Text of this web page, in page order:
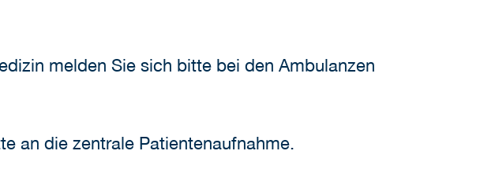
melden Sie sich bitte bei den Ambulanzen
an die zentrale Patientenaufnahme.